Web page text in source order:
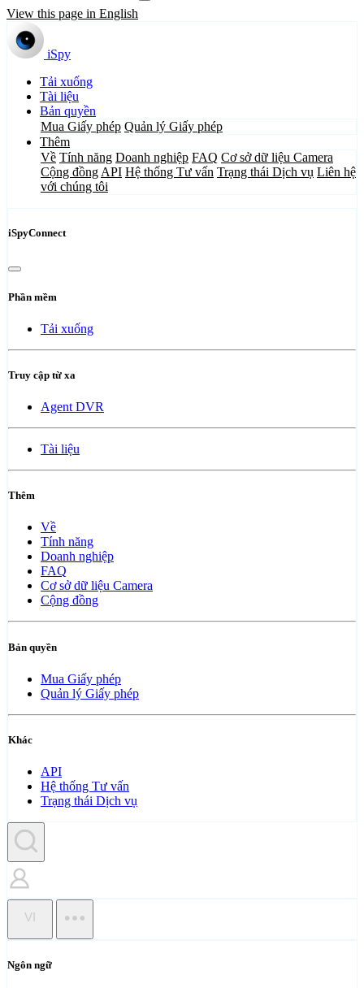
View this page in English
iSpy
Tải xuống
Tài liệu
Bản quyền
Mua Giấy phép Quản lý Giấy phép
Thêm
Về Tính năng Doanh nghiệp FAQ Cơ sở dữ liệu Camera
Cộng đồng API Hệ thống Tư vấn Trạng thái Dịch vụ Liên hệ
với chúng tôi
iSpyConnect
Phần mềm
Tải xuống
Truy cập từ xa
Agent DVR
Tài liệu
Thêm
Về
Tính năng
Doanh nghiệp
FAQ
Cơ sở dữ liệu Camera
Cộng đồng
Bản quyền
Mua Giấy phép
Quản lý Giấy phép
Khác
API
Hệ thống Tư vấn
Trạng thái Dịch vụ
VI
Ngôn ngữ